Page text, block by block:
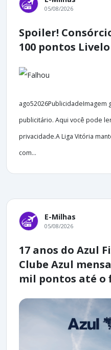
05/08/2026
Spoiler!
100 pontos
ago52026PublicidadeImagem
publicitário. Aqui você pode
privacidade.A Liga Vitória
com...
E-Milhas
05/08/2026
17 anos do Azul
Clube Azul
mil pontos até o